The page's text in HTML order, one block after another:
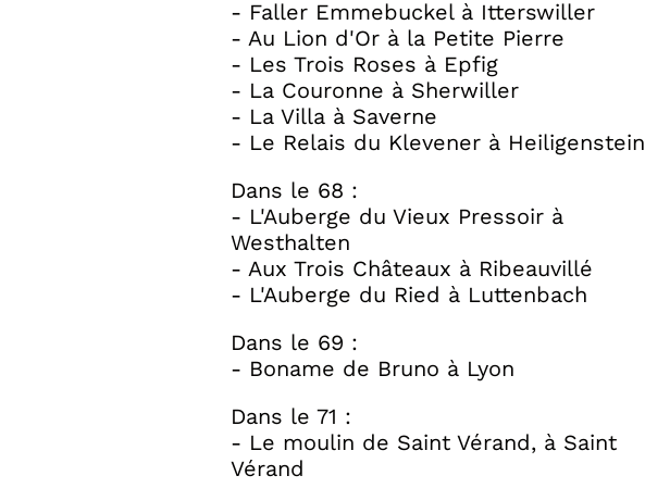
- Faller Emmebuckel à Itterswiller
- Au Lion d'Or à la Petite Pierre
- Les Trois Roses à Epfig
- La Couronne à Sherwiller
- La Villa à Saverne
- Le Relais du Klevener à Heiligenstein
Dans le 68 :
- L'Auberge du Vieux Pressoir à
Westhalten
- Aux Trois Châteaux à Ribeauvillé
- L'Auberge du Ried à Luttenbach
Dans le 69 :
- Boname de Bruno à Lyon
Dans le 71 :
- Le moulin de Saint Vérand, à Saint
Vérand